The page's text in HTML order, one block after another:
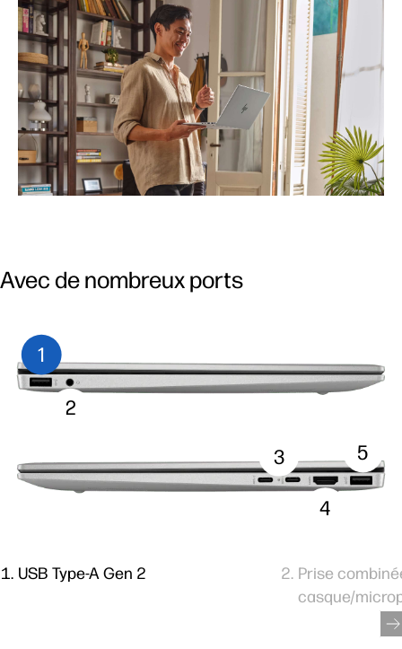
Avec de nombreux ports
1
2
3
4
5
USB Type-A Gen 2
Prise
casque/